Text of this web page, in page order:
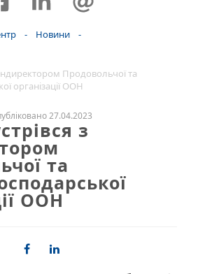
- Новини -
Продовольчої та
організації ООН
27.04.2023
з
та
ООН